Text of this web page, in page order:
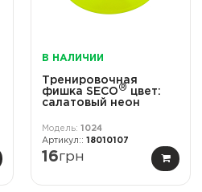
В НАЛИЧИИ
Тренировочная
фишка SECO® цвет:
салатовый неон
1024
18010107
16грн